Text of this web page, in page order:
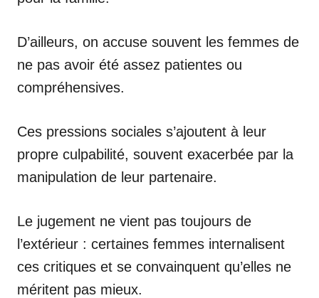
D’ailleurs, on accuse souvent les femmes de
ne pas avoir été assez patientes ou
compréhensives.
Ces pressions sociales s’ajoutent à leur
propre culpabilité, souvent exacerbée par la
manipulation de leur partenaire.
Le jugement ne vient pas toujours de
l’extérieur : certaines femmes internalisent
ces critiques et se convainquent qu’elles ne
méritent pas mieux.